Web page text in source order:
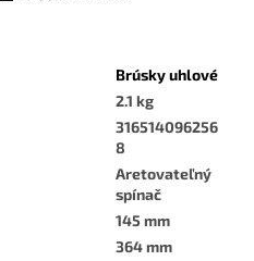
Brúsky uhlové
2.1 kg
316514096256
8
Aretovateľný
spínač
145 mm
364 mm